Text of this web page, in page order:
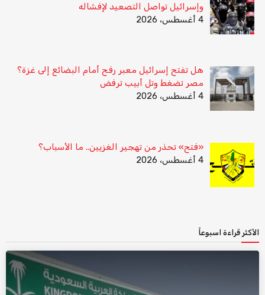
وإسرائيل تواصل التصعيد لإفشاله
4 أغسطس، 2026
هل تفتح إسرائيل معبر رفح أمام البضائع إلى غزة؟
مصر تضغط وتل أبيب ترفض
4 أغسطس، 2026
«فتح» تحذر من تهجير الغزيين.. ما الأسباب؟
4 أغسطس، 2026
الأكثر قراءة اسبوعاً